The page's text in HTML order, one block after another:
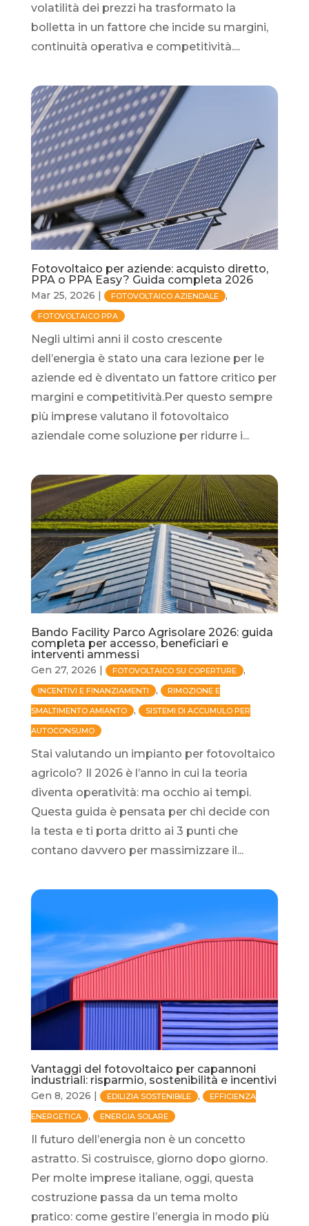
volatilità dei prezzi ha trasformato la
bolletta in un fattore che incide su margini,
continuità operativa e competitività....
Fotovoltaico per aziende: acquisto diretto,
PPA o PPA Easy? Guida completa 2026
Mar 25, 2026 | FOTOVOLTAICO AZIENDALE ,
FOTOVOLTAICO PPA
Negli ultimi anni il costo crescente
dell’energia è stato una cara lezione per le
aziende ed è diventato un fattore critico per
margini e competitività.Per questo sempre
più imprese valutano il fotovoltaico
aziendale come soluzione per ridurre i...
Bando Facility Parco Agrisolare 2026: guida
completa per accesso, beneficiari e
interventi ammessi
Gen 27, 2026 FOTOVOLTAICO SU COPERTURE ,
INCENTIVI E FINANZIAMENTI , RIMOZIONE E
SMALTIMENTO AMIANTO , SISTEMI DI ACCUMULO PER
AUTOCONSUMO
Stai valutando un impianto per fotovoltaico
agricolo? Il 2026 è l’anno in cui la teoria
diventa operatività: ma occhio ai tempi.
Questa guida è pensata per chi decide con
la testa e ti porta dritto ai 3 punti che
contano davvero per massimizzare il...
Vantaggi del fotovoltaico per capannoni
industriali: risparmio, sostenibilità e incentivi
Gen 8, 2026 | EDILIZIA SOSTENIBILE , EFFICIENZA
ENERGETICA , ENERGIA SOLARE
Il futuro dell’energia non è un concetto
astratto. Si costruisce, giorno dopo giorno.
Per molte imprese italiane, oggi, questa
costruzione passa da un tema molto
pratico: come gestire l’energia in modo più